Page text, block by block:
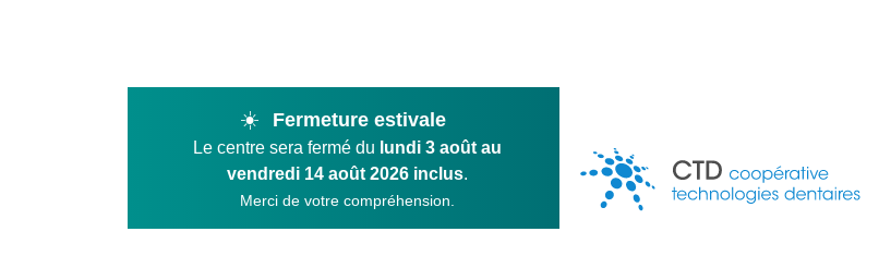
☀️ Fermeture estivale
Le centre sera fermé du lundi 3 août au
vendredi 14 août 2026 inclus.
Merci de votre compréhension.